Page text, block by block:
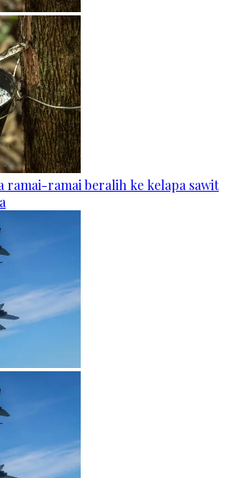
ramai-ramai beralih ke kelapa sawit